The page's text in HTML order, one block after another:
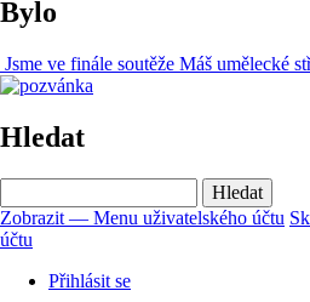
Bylo
Jsme ve finále soutěže Máš umělecké
Hledat
Menu
uživatelského
Zobrazit — Menu uživatelského účtu
účtu
Přihlásit se